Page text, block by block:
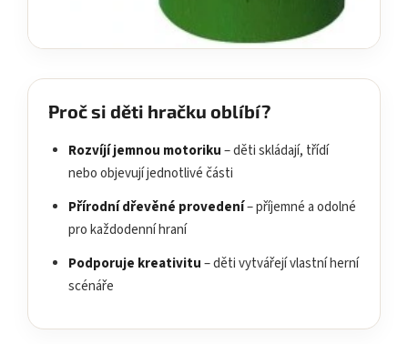
Proč si děti hračku oblíbí?
Rozvíjí jemnou motoriku– děti skládají, třídí
nebo objevují jednotlivé části
Přírodní dřevěné provedení– příjemné a odolné
pro každodenní hraní
Podporuje kreativitu– děti vytvářejí vlastní herní
scénáře